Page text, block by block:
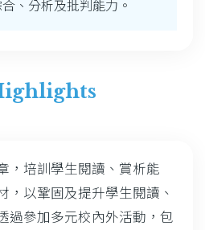
、分析及批判能力。
，培訓學生閱讀、賞析能
，以鞏固及提升學生閱讀、
過參加多元校內外活動，包